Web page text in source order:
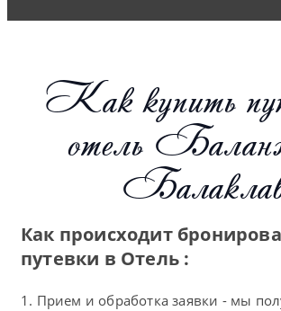
Как купить
отель
Как происходит
путевки в Отель :
1. Прием и обработка заявки - мы